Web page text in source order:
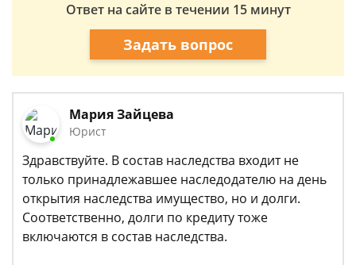
Ответ на сайте в течении 15 минут
Задать вопрос
Мария Зайцева
Юрист
Здравствуйте. В состав наследства входит не
только принадлежавшее наследодателю на день
открытия наследства имущество, но и долги.
Соответственно, долги по кредиту тоже
включаются в состав наследства.